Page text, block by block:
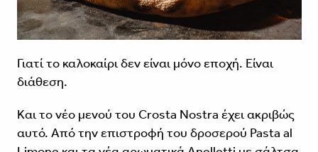
Γιατί το καλοκαίρι δεν είναι μόνο εποχή. Είναι
διάθεση.
Και το νέο μενού του Crosta Nostra έχει ακριβώς
αυτό. Από την επιστροφή του δροσερού Pasta al